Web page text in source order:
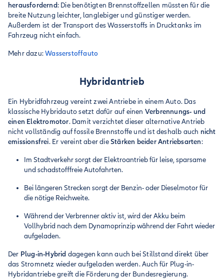
herausfordernd: Die benötigten Brennstoffzellen müssten für die
breite Nutzung leichter, langlebiger und günstiger werden.
Außerdem ist der Transport des Wasserstoffs in Drucktanks im
Fahrzeug nicht einfach.
Mehr dazu:Wasserstoffauto
Hybridantrieb
Ein Hybridfahrzeug vereint zwei Antriebe in einem Auto. Das
klassische Hybridauto setzt dafür auf einen Verbrennungs- und
einen Elektromotor. Damit verzichtet dieser alternative Antrieb
nicht vollständig auf fossile Brennstoffe und ist deshalb auch nicht
emissionsfrei. Er vereint aber dieStärken beider Antriebsarten:
Im Stadtverkehr sorgt der Elektroantrieb für leise, sparsame
und schadstofffreie Autofahrten.
Bei längeren Strecken sorgt der Benzin- oder Dieselmotor für
die nötige Reichweite.
Während der Verbrenner aktiv ist, wird der Akku beim
Vollhybrid nach dem Dynamoprinzip während der Fahrt wieder
aufgeladen.
Der Plug-in-Hybrid dagegen kann auch bei Stillstand direkt über
das Stromnetz wieder aufgeladen werden. Auch für Plug-in-
Hybridantriebe greift die Förderung der Bundesregierung.